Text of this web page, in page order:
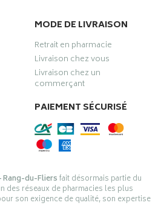
MODE DE LIVRAISON
Retrait en pharmacie
Livraison chez vous
Livraison chez un
commerçant
PAIEMENT SÉCURISÉ
Rang-du-Fliersfait désormais partie du
des réseaux de pharmacies les plus
son exigence de qualité, son expertise